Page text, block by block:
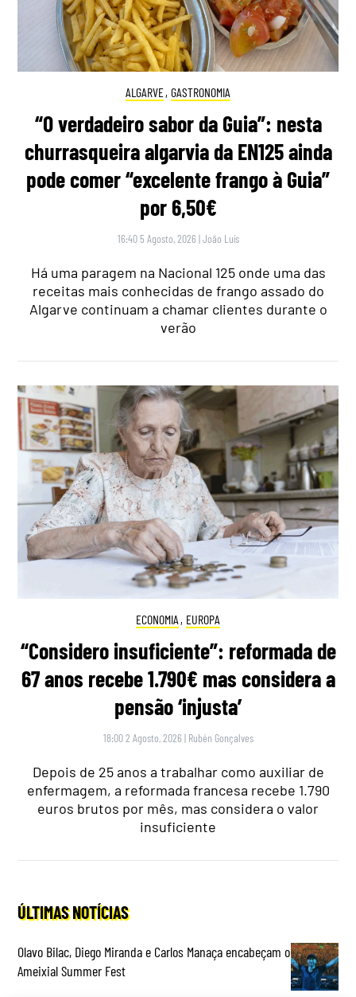
ALGARVE, GASTRONOMIA
“O verdadeiro sabor da Guia”: nesta
churrasqueira algarvia da EN125 ainda
pode comer “excelente frango à Guia”
por 6,50€
16:40 5 Agosto, 2026 |João Luís
Há uma paragem na Nacional 125 onde uma das
receitas mais conhecidas de frango assado do
Algarve continuam a chamar clientes durante o
verão
ECONOMIA , EUROPA
“Considero insuficiente”: reformada de
67 anos recebe 1.790€ mas considera a
pensão ‘injusta’
18:00 2 Agosto, 2026 | Rubén Gonçalves
Depois de 25 anos a trabalhar como auxiliar de
enfermagem, a reformada francesa recebe 1.790
euros brutos por mês, mas considera o valor
insuficiente
ÚLTIMAS NOTÍCIAS
Olavo Bilac, Diego Miranda e Carlos Manaça encabeçam o
Ameixial Summer Fest